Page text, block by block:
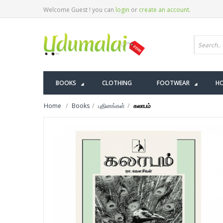
Welcome Guest ! you can login or create an account.
BOOKS CLOTHING FOOTWEAR
Home Books புதினங்கள் கலாபம்